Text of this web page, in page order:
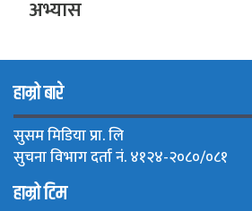
अभ्यास
हाम्रो बारे
सुसम मिडिया प्रा. लि
सुचना विभाग दर्ता नं. ४१२४-२०८०/०८१
हाम्रो टिम